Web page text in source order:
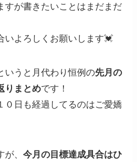
すが書きたいことはまだまだ
いよろしくお願いします💓
いうと月代わり恒例の先月の
りまとめです！
日も経過してるのはご愛嬌
が、今月の目標達成具合はひ